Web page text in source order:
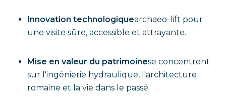
Innovation technologiquearchaeo-lift pour
une visite sûre, accessible et attrayante.
Mise en valeur du patrimoinese concentrent
sur l'ingénierie hydraulique, l'architecture
romaine et la vie dans le passé.